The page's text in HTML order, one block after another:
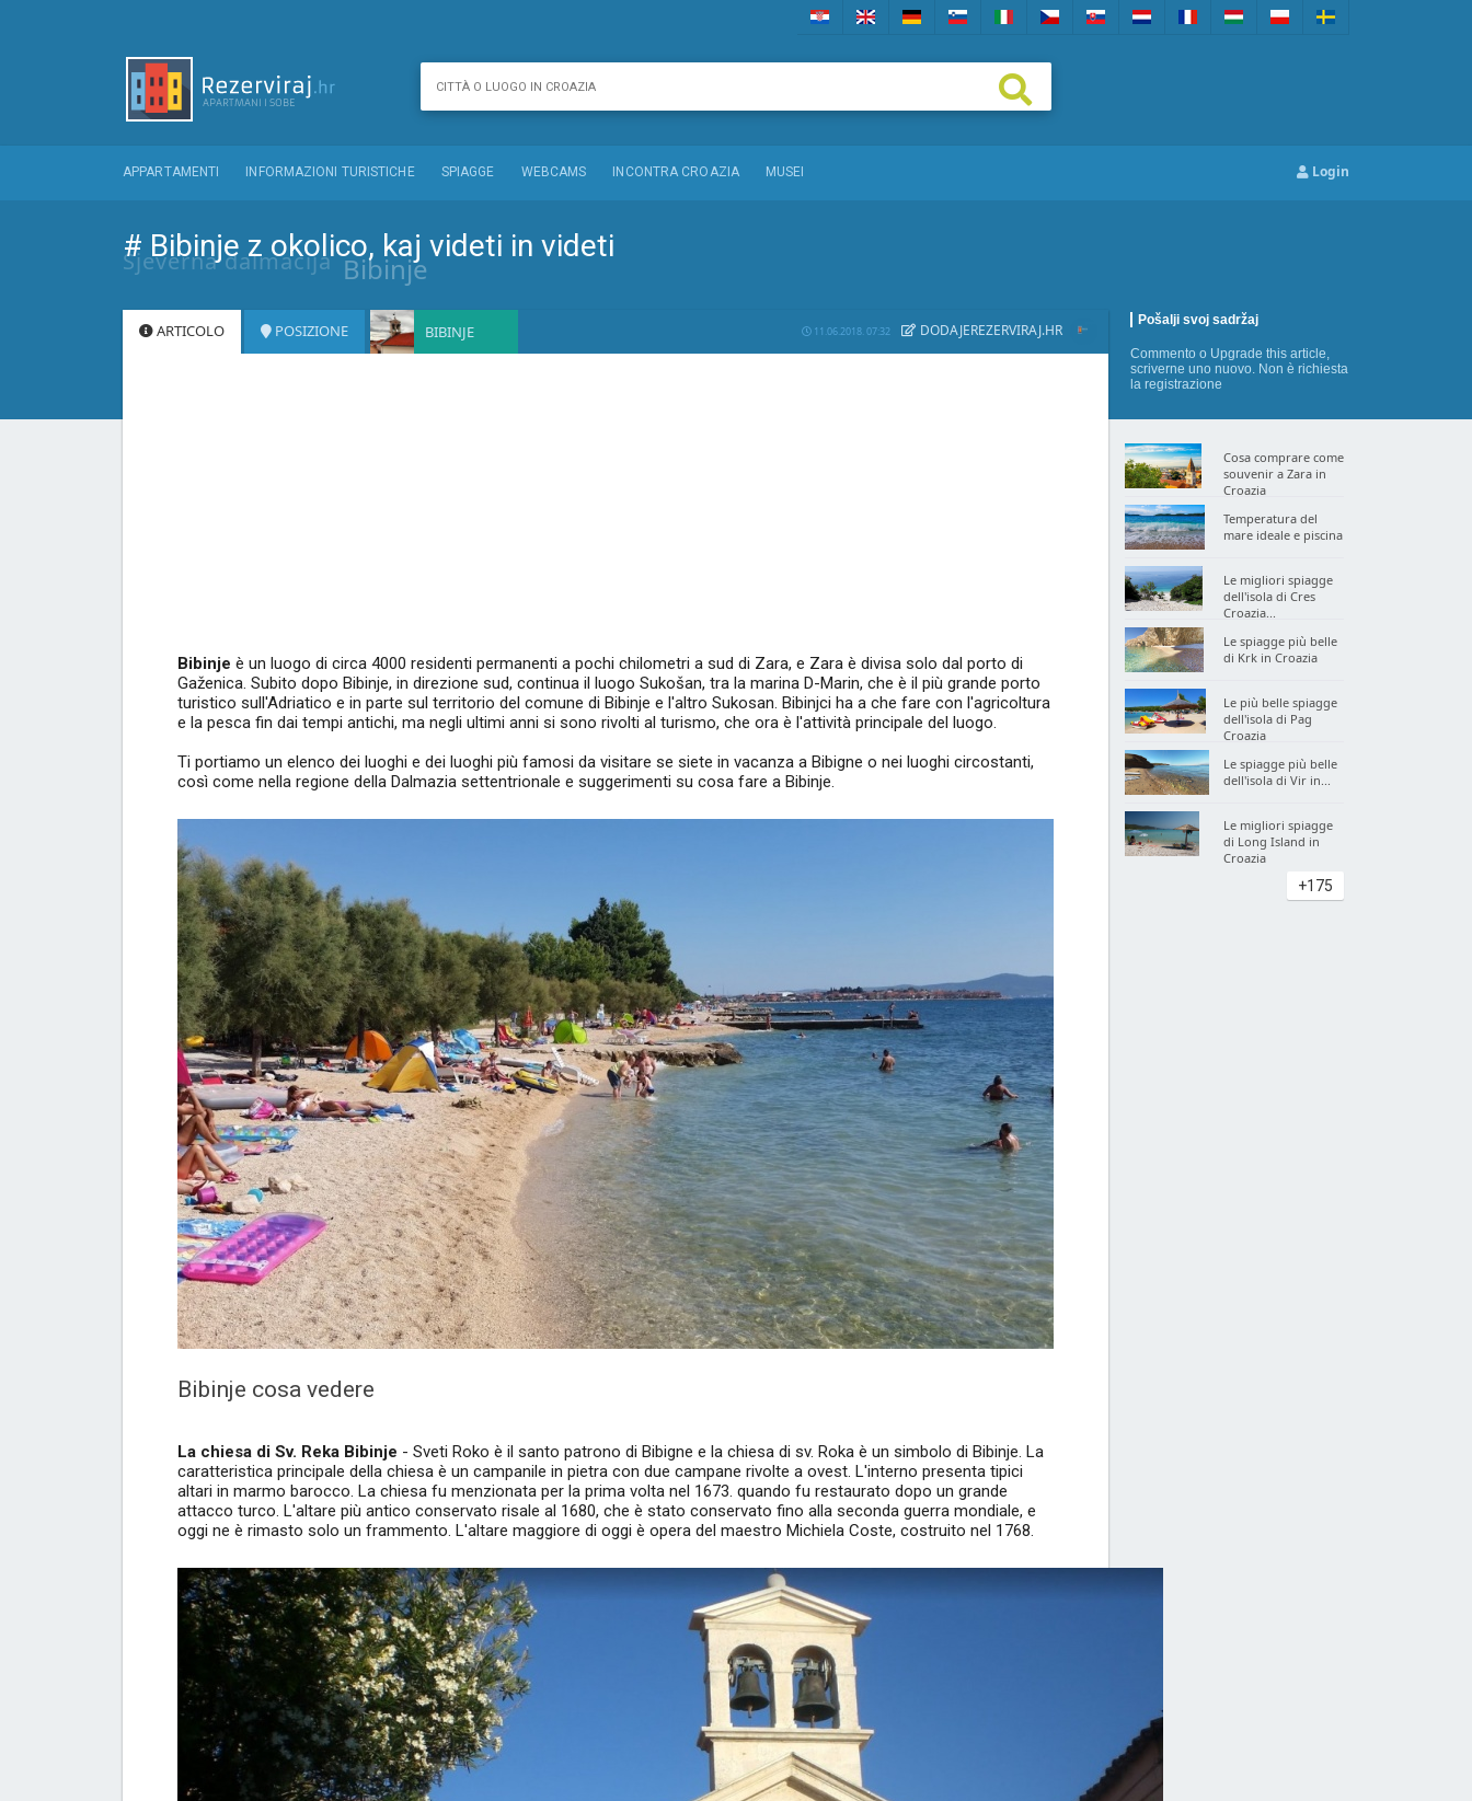
APPARTAMENTI INFORMAZIONI TURISTICHE SPIAGGE WEBCAMS INCONTRA CROAZIA MUSEI Login
# Bibinje z okolico, kaj videti in videti
Sjeverna dalmacija Bibinje
Pošalji svoj sadržaj
Commento o Upgrade this article,
scriverne uno nuovo. Non è richiesta
la registrazione
ARTICOLO POSIZIONE BIBINJE 11.06.2018. 07:32 DODAJEREZERVIRAJ.HR
Bibinje è un luogo di circa 4000 residenti permanenti a pochi chilometri a sud di Zara, e Zara è divisa solo dal porto di
Gaženica. Subito dopo Bibinje, in direzione sud, continua il luogo Sukošan, tra la marina D-Marin, che è il più grande porto
turistico sull'Adriatico e in parte sul territorio del comune di Bibinje e l'altro Sukosan. Bibinjci ha a che fare con l'agricoltura
e la pesca fin dai tempi antichi, ma negli ultimi anni si sono rivolti al turismo, che ora è l'attività principale del luogo.
Ti portiamo un elenco dei luoghi e dei luoghi più famosi da visitare se siete in vacanza a Bibigne o nei luoghi circostanti,
così come nella regione della Dalmazia settentrionale e suggerimenti su cosa fare a Bibinje.
Bibinje cosa vedere
La chiesa di Sv. Reka Bibinje - Sveti Roko è il santo patrono di Bibigne e la chiesa di sv. Roka è un simbolo di Bibinje. La
caratteristica principale della chiesa è un campanile in pietra con due campane rivolte a ovest. L'interno presenta tipici
altari in marmo barocco. La chiesa fu menzionata per la prima volta nel 1673. quando fu restaurato dopo un grande
attacco turco. L'altare più antico conservato risale al 1680, che è stato conservato fino alla seconda guerra mondiale, e
oggi ne è rimasto solo un frammento. L'altare maggiore di oggi è opera del maestro Michiela Coste, costruito nel 1768.
Cosa comprare come
souvenir a Zara in
Croazia
Temperatura del
mare ideale e piscina
Le migliori spiagge
dell'isola di Cres
Croazia...
Le spiagge più belle
di Krk in Croazia
Le più belle spiagge
dell'isola di Pag
Croazia
Le spiagge più belle
dell'isola di Vir in...
Le migliori spiagge
di Long Island in
Croazia
+175